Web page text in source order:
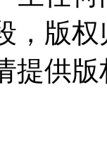
，版
提供